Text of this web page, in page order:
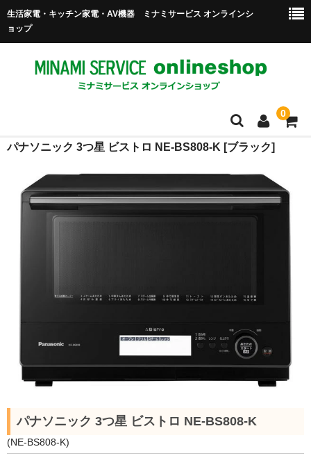
生活家電・キッチン家電・AV機器 ミナミサービス オンラインシ
ョップ
0
商品一覧
送料・配送について
パナソニック 3つ星 ビストロ NE-BS808-K [ブラック]
パナソニック 3つ星 ビストロ NE-BS808-K
(NE-BS808-K)